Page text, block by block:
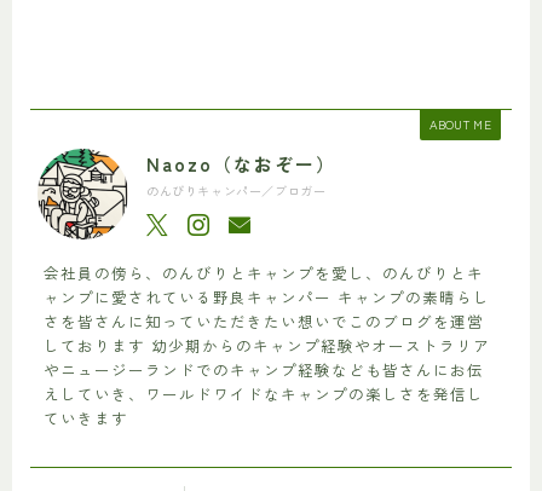
ABOUT ME
Naozo（なおぞー）
のんびりキャンパー／ブロガー
会社員の傍ら、のんびりとキャンプを愛し、のんびりとキ
ャンプに愛されている野良キャンパー キャンプの素晴らし
さを皆さんに知っていただきたい想いでこのブログを運営
しております 幼少期からのキャンプ経験やオーストラリア
やニュージーランドでのキャンプ経験なども皆さんにお伝
えしていき、ワールドワイドなキャンプの楽しさを発信し
ていきます